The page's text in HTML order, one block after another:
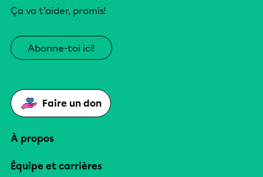
Ça va t’aider, promis!
Abonne-toi ici!
Faire un don
À propos
Équipe et carrières